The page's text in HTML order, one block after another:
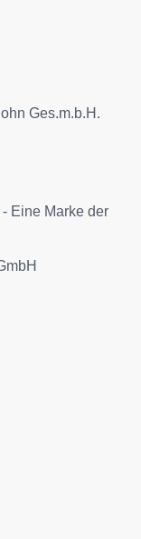
Ges.m.b.H.
Eine Marke der